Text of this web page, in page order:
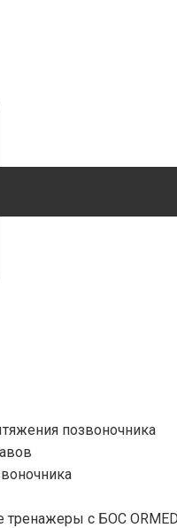
позвоночника
тренажеры с БОС